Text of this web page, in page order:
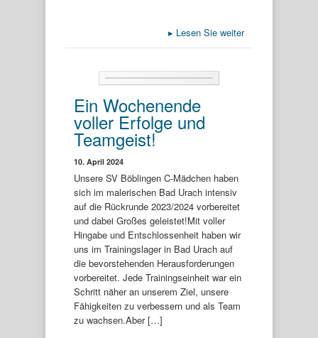
▸ Lesen Sie weiter
Ein Wochenende
voller Erfolge und
Teamgeist!
10. April 2024
Unsere SV Böblingen C-Mädchen haben
sich im malerischen Bad Urach intensiv
auf die Rückrunde 2023/2024 vorbereitet
und dabei Großes geleistet!Mit voller
Hingabe und Entschlossenheit haben wir
uns im Trainingslager in Bad Urach auf
die bevorstehenden Herausforderungen
vorbereitet. Jede Trainingseinheit war ein
Schritt näher an unserem Ziel, unsere
Fähigkeiten zu verbessern und als Team
zu wachsen.Aber […]